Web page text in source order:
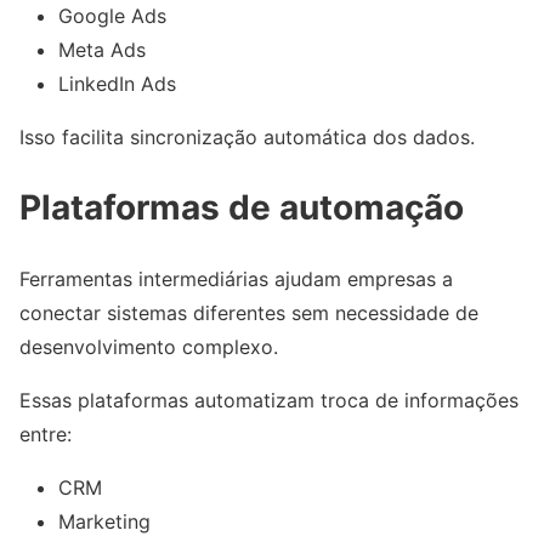
Google Ads
Meta Ads
LinkedIn Ads
Isso facilita sincronização automática dos dados.
Plataformas de automação
Ferramentas intermediárias ajudam empresas a
conectar sistemas diferentes sem necessidade de
desenvolvimento complexo.
Essas plataformas automatizam troca de informações
entre:
CRM
Marketing